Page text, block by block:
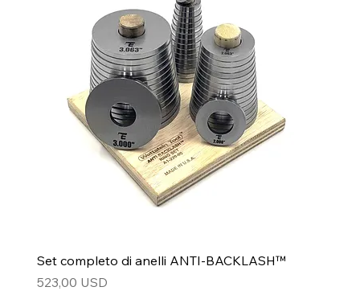
Set completo di anelli ANTI-BACKLASH™
Prezzo
523,00 USD